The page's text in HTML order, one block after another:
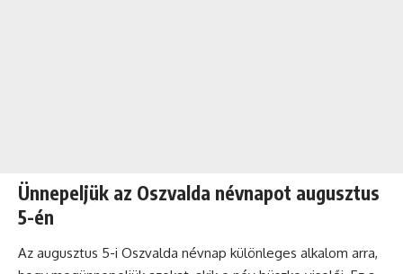
Ünnepeljük az Oszvalda névnapot augusztus
5-én
Az augusztus 5-i Oszvalda névnap különleges alkalom arra,